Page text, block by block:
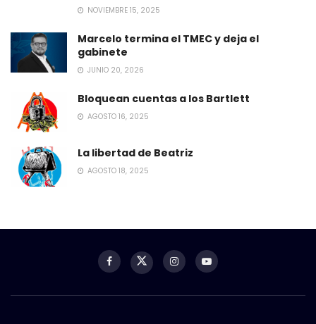
NOVIEMBRE 15, 2025
Marcelo termina el TMEC y deja el
gabinete
JUNIO 20, 2026
Bloquean cuentas a los Bartlett
AGOSTO 16, 2025
La libertad de Beatriz
AGOSTO 18, 2025